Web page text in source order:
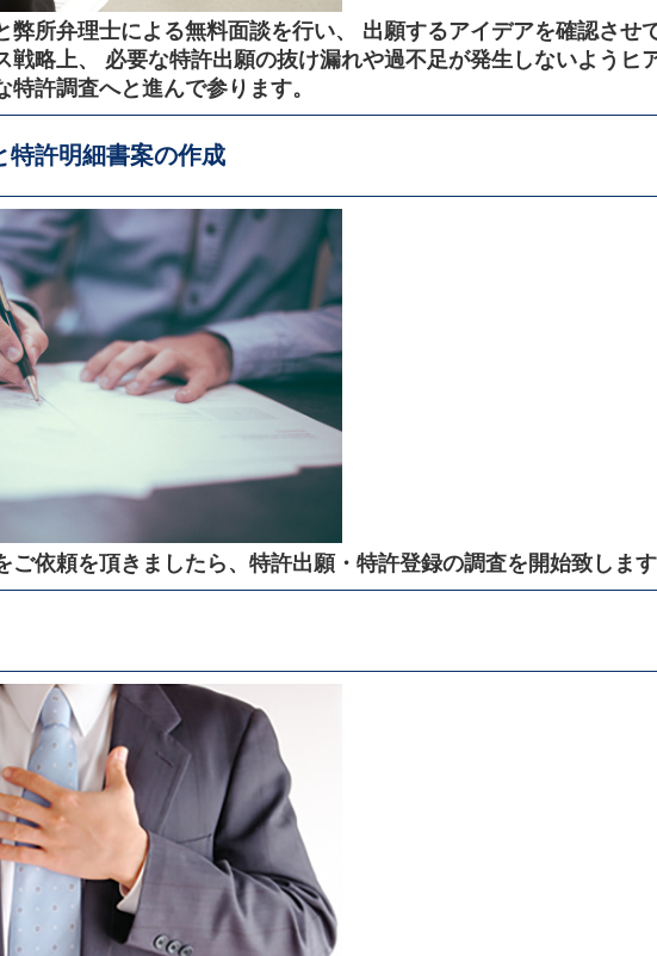
弊所弁理士による無料面談を行い、 出願するアイデアを確認させ
戦略上、 必要な特許出願の抜け漏れや過不足が発生しないようヒ
特許調査へと進んで参ります。
特許明細書案の作成
ご依頼を頂きましたら、特許出願・特許登録の調査を開始致しま